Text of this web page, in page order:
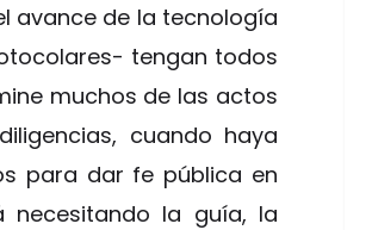
avance de la tecnología
tengan todos
muchos de las actos
cuando haya
para dar fe pública en
necesitando la guía, la